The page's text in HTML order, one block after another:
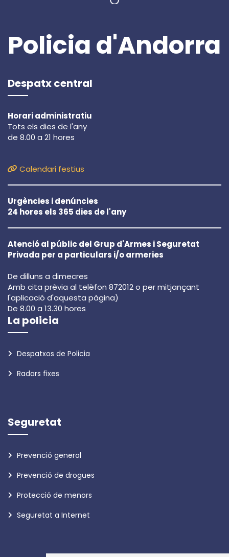
Policia d'Andorra
Despatx central
Horari administratiu
Tots els dies de l'any
de 8.00 a 21 hores
Calendari festius
Urgències i denúncies
24 hores els 365 dies de l'any
Atenció al públic del Grup d'Armes i Seguretat
Privada per a particulars i/o armeries
De dilluns a dimecres
Amb cita prèvia al telèfon 872012 o per mitjançant
l'aplicació d'aquesta pàgina)
De 8.00 a 13.30 hores
La policia
Despatxos de Policia
Radars fixes
Seguretat
Prevenció general
Prevenció de drogues
Protecció de menors
Seguretat a Internet